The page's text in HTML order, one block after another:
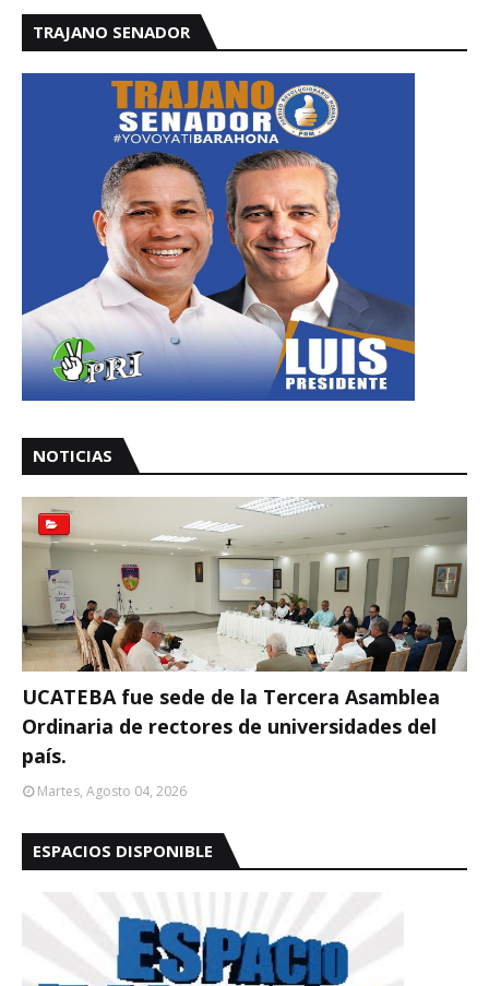
TRAJANO SENADOR
NOTICIAS
UCATEBA fue sede de la Tercera Asamblea
Ordinaria de rectores de universidades del
país.
Martes, Agosto 04, 2026
ESPACIOS DISPONIBLE